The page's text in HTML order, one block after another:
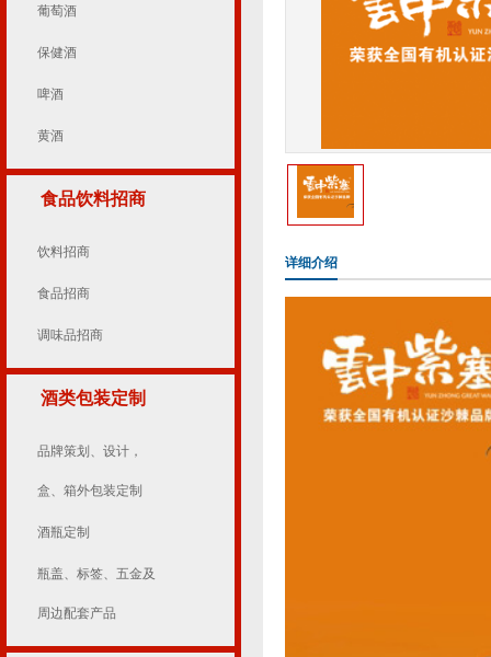
葡萄酒
保健酒
啤酒
黄酒
食品饮料招商
饮料招商
食品招商
调味品招商
酒类包装定制
品牌策划、设计，
盒、箱外包装定制
酒瓶定制
瓶盖、标签、五金及
周边配套产品
详细介绍